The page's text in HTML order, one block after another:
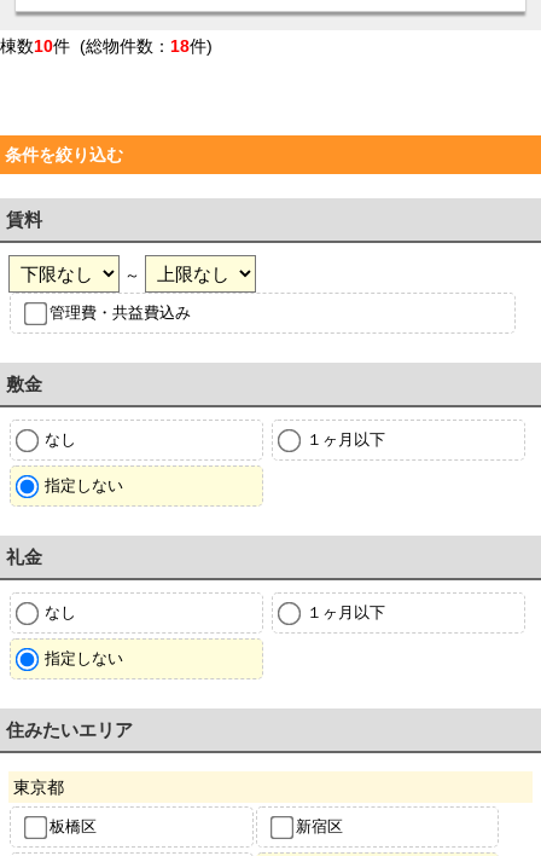
棟数10件 (総物件数： 18件)
条件を絞り込む
賃料
～
管理費・共益費込み
敷金
なし １ヶ月以下
指定しない
礼金
なし １ヶ月以下
指定しない
住みたいエリア
東京都
板橋区 新宿区